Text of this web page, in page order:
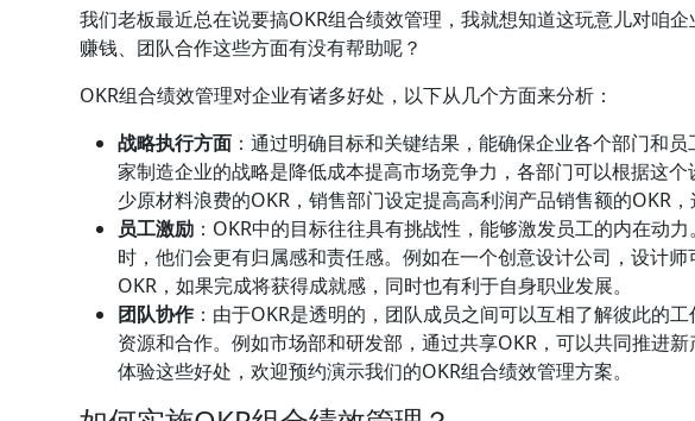
我们老板最近总在说要搞OKR组合绩效管理，我就想知道这玩意儿对咱
赚钱、团队合作这些方面有没有帮助呢？
OKR组合绩效管理对企业有诸多好处，以下从几个方面来分析：
战略执行方面 ：通过明确目标和关键结果，能确保企业各个部门和
家制造企业的战略是降低成本提高市场竞争力，各部门可以根据这
少原材料浪费的OKR，销售部门设定提高高利润产品销售额的OKR
员工激励 ：OKR中的目标往往具有挑战性，能够激发员工的内在动
时，他们会更有归属感和责任感。例如在一个创意设计公司，设计
OKR，如果完成将获得成就感，同时也有利于自身职业发展。
团队协作：由于OKR是透明的，团队成员之间可以互相了解彼此的
资源和合作。例如市场部和研发部，通过共享OKR，可以共同推进
体验这些好处，欢迎预约演示我们的OKR组合绩效管理方案。